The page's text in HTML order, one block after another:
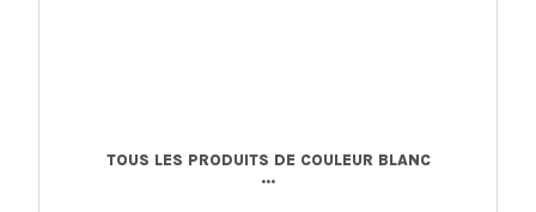
TOUS LES PRODUITS DE COULEUR BLANC
...